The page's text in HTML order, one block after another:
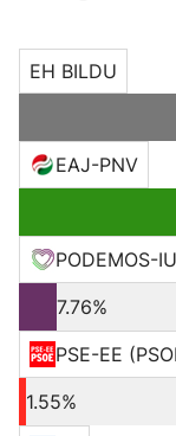
EH BILDU
EAJ-PNV
PODEMOS-
7.76%
PSE-EE
1.55%